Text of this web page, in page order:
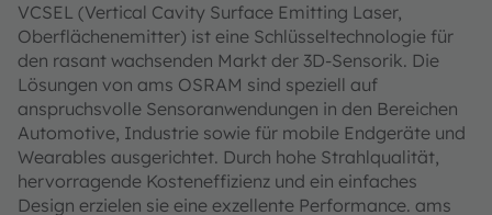
VCSEL (Vertical Cavity Surface Emitting Laser,
Oberflächenemitter) ist eine Schlüsseltechnologie für
den rasant wachsenden Markt der 3D-Sensorik. Die
Lösungen von ams OSRAM sind speziell auf
anspruchsvolle Sensoranwendungen in den Bereichen
Automotive, Industrie sowie für mobile Endgeräte und
Wearables ausgerichtet. Durch hohe Strahlqualität,
hervorragende Kosteneffizienz und ein einfaches
Design erzielen sie eine exzellente Performance. ams